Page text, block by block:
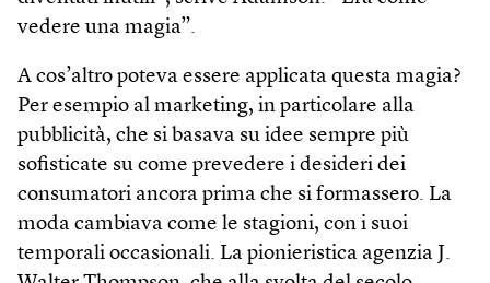
vedere una magia”.
A cos’altro poteva essere applicata questa magia?
Per esempio al marketing, in particolare alla
pubblicità, che si basava su idee sempre più
sofisticate su come prevedere i desideri dei
consumatori ancora prima che si formassero. La
moda cambiava come le stagioni, con i suoi
temporali occasionali. La pionieristica agenzia J.